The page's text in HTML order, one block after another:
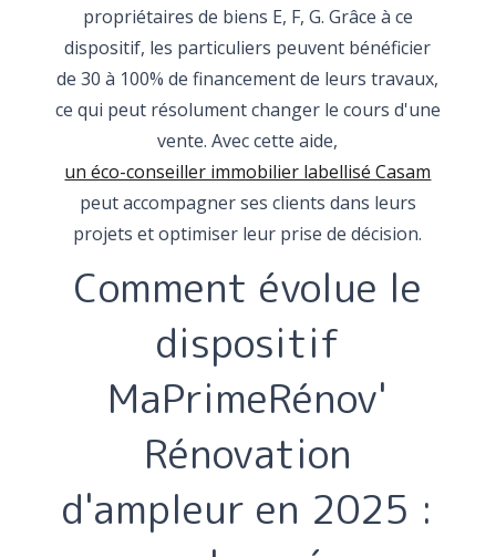
propriétaires de biens E, F, G. Grâce à ce
dispositif, les particuliers peuvent bénéficier
de 30 à 100% de financement de leurs travaux,
ce qui peut résolument changer le cours d'une
vente. Avec cette aide,
un éco-conseiller immobilier labellisé Casam
peut accompagner ses clients dans leurs
projets et optimiser leur prise de décision.
Comment évolue le
dispositif
MaPrimeRénov'
Rénovation
d'ampleur en 2025 :